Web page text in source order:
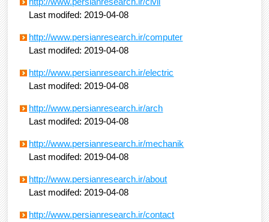
Last modifed: 2019-04-08
http://www.persianresearch.ir/computer
Last modifed: 2019-04-08
http://www.persianresearch.ir/electric
Last modifed: 2019-04-08
http://www.persianresearch.ir/arch
Last modifed: 2019-04-08
http://www.persianresearch.ir/mechanik
Last modifed: 2019-04-08
http://www.persianresearch.ir/about
Last modifed: 2019-04-08
http://www.persianresearch.ir/contact